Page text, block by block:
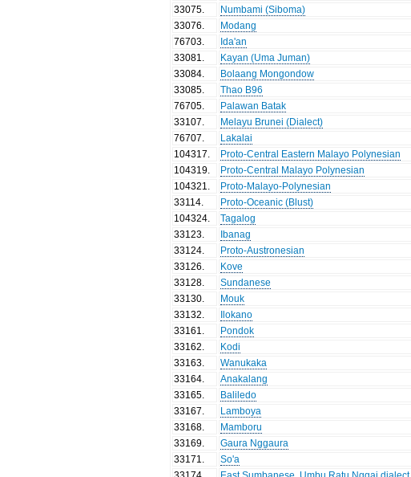
33075
Numbami (Siboma)
33076
Modang
76703
Ida'an
33081
Kayan (Uma Juman)
33084
Bolaang Mongondow
33085
Thao B96
76705
Palawan Batak
33107
Melayu Brunei (Dialect)
76707
Lakalai
104317
Proto-Central Eastern Malayo Polynesian
104319
Proto-Central Malayo Polynesian
104321
Proto-Malayo-Polynesian
33114
Proto-Oceanic (Blust)
104324
Tagalog
33123
Ibanag
33124
Proto-Austronesian
33126
Kove
33128
Sundanese
33130
Mouk
33132
Ilokano
33161
Pondok
33162
Kodi
33163
Wanukaka
33164
Anakalang
33165
Baliledo
33167
Lamboya
33168
Mamboru
33169
Gaura Nggaura
33171
So'a